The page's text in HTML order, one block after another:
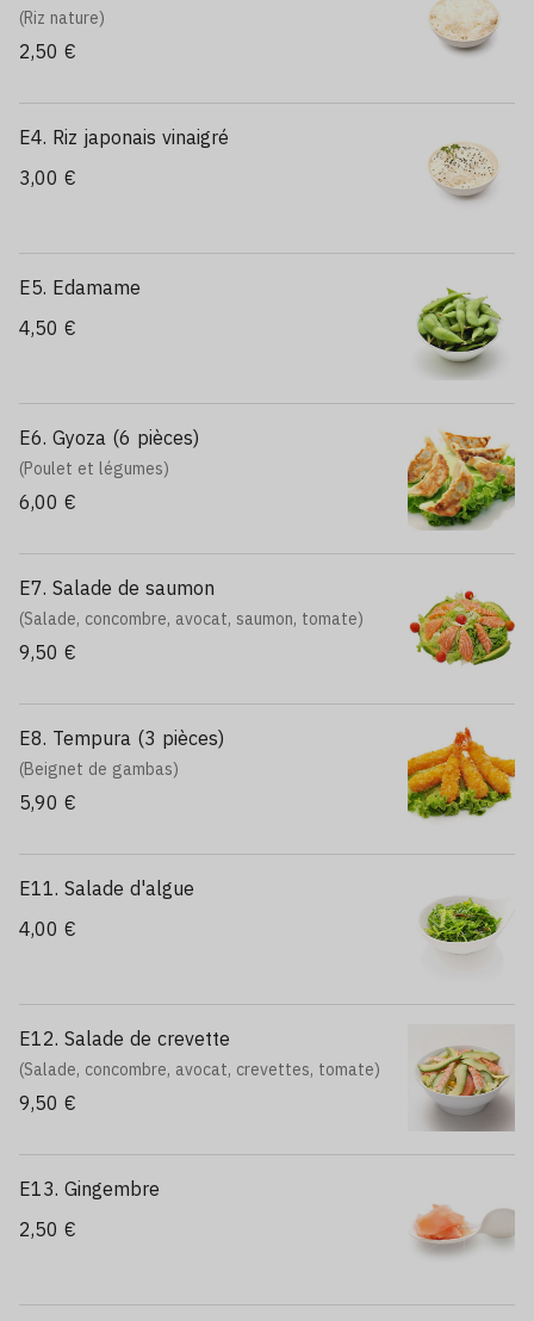
(Riz nature)
2,50 €
E4. Riz japonais vinaigré
3,00 €
E5. Edamame
4,50 €
E6. Gyoza (6 pièces)
(Poulet et légumes)
6,00 €
E7. Salade de saumon
(Salade, concombre, avocat, saumon, tomate)
9,50 €
E8. Tempura (3 pièces)
(Beignet de gambas)
5,90 €
E11. Salade d'algue
4,00 €
E12. Salade de crevette
(Salade, concombre, avocat, crevettes, tomate)
9,50 €
E13. Gingembre
2,50 €